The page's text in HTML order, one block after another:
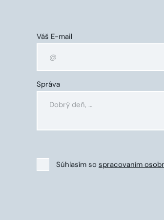
Váš E-mail
Správa
Súhlasím so spracovaním